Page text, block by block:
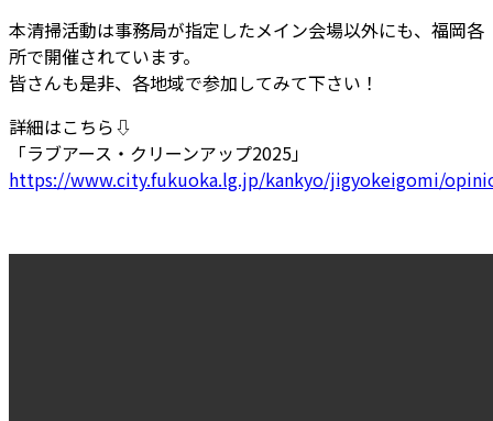
本清掃活動は事務局が指定したメイン会場以外にも、福岡各
所で開催されています。
皆さんも是非、各地域で参加してみて下さい！
詳細はこちら⇩
「ラブアース・クリーンアップ2025」
https://www.city.fukuoka.lg.jp/kankyo/jigyokeigomi/